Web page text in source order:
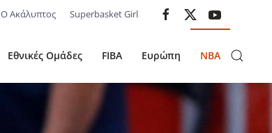
Ο Ακάλυπτος Superbasket Girl
Εθνικές Ομάδες FIBA Ευρώπη NBA